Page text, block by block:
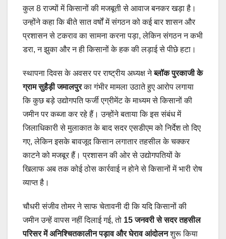
कुल 8 राज्यों में किसानों की मजबूती से आवाज बनकर खड़ा है।
उन्होंने कहा कि बीते सात वर्षों में संगठन को कई बार शासन और
प्रशासन से टकराव का सामना करना पड़ा, लेकिन संगठन न कभी
डरा, न झुका और न ही किसानों के हक की लड़ाई से पीछे हटा।
स्थापना दिवस के अवसर पर राष्ट्रीय अध्यक्ष नेब्लॉक पुरकाजी के
ग्राम सुहैड़ी जमालपुरका गंभीर मामला उठाते हुए आरोप लगाया
कि कुछ बड़े उद्योगपति फर्जी एग्रीमेंट के माध्यम से किसानों की
जमीन पर कब्जा कर रहे हैं। उन्होंने बताया कि इस संबंध में
जिलाधिकारी से मुलाकात के बाद सदर एसडीएम को निर्देश तो दिए
गए, लेकिन इसके बावजूद किसान लगातार तहसील के चक्कर
काटने को मजबूर हैं। प्रशासन की ओर से उद्योगपतियों के
खिलाफ अब तक कोई ठोस कार्रवाई न होने से किसानों में भारी रोष
व्याप्त है।
चौधरी संजीव तोमर ने साफ चेतावनी दी कि यदि किसानों की
जमीन उन्हें वापस नहीं दिलाई गई, तो 15 जनवरी से सदर तहसील
परिसर में अनिश्चितकालीन पड़ाव और घेराव आंदोलनशुरू किया